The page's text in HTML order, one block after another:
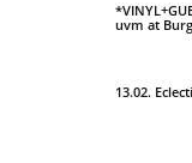
uvm at
13.02.